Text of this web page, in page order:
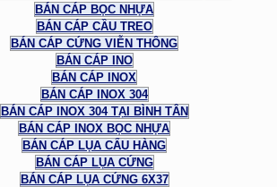
BÁN CÁP BỌC NHỰA
BÁN CÁP CẦU TREO
BÁN CÁP CỨNG VIỄN THÔNG
BÁN CÁP INO
BÁN CÁP INOX
BÁN CÁP INOX 304
BÁN CÁP INOX 304 TẠI BÌNH TÂN
BÁN CÁP INOX BỌC NHỰA
BÁN CÁP LỤA CẨU HÀNG
BÁN CÁP LỤA CỨNG
BÁN CÁP LỤA CỨNG 6X37